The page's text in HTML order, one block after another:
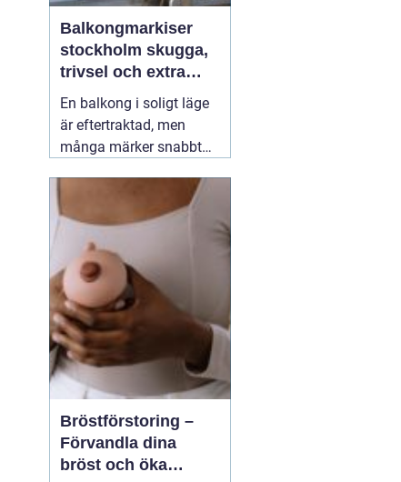
Balkongmarkiser
stockholm skugga,
trivsel och extra
rum utomhus
En balkong i soligt läge
är eftertraktad, men
många märker snabbt
under sommarhalvåret.
Glasräcken, mörka
reflekterande ytor gör att
solen ofta upplevs
starkare i Stockholm än
förväntat. Med
22 juli
2026
Bröstförstoring –
Förvandla dina
bröst och öka